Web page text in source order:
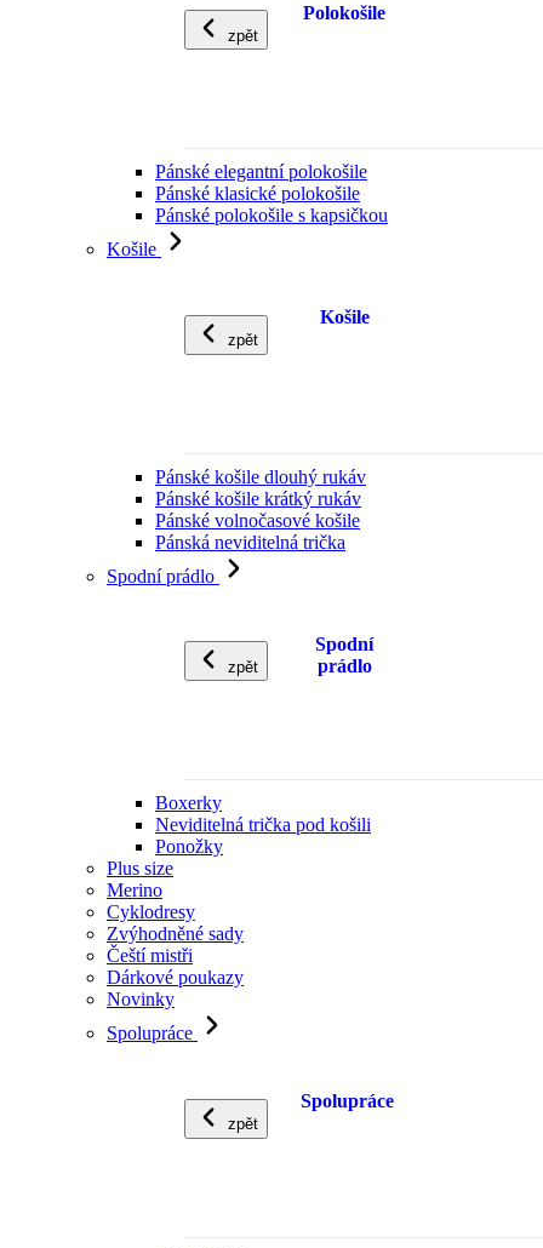
zpět
Polokošile
Pánské elegantní polokošile
Pánské klasické polokošile
Pánské polokošile s kapsičkou
Košile
zpět
Košile
Pánské košile dlouhý rukáv
Pánské košile krátký rukáv
Pánské volnočasové košile
Pánská neviditelná trička
Spodní prádlo
zpět
Spodní
prádlo
Boxerky
Neviditelná trička pod košili
Ponožky
Plus size
Merino
Cyklodresy
Zvýhodněné sady
Čeští mistři
Dárkové poukazy
Novinky
Spolupráce
zpět
Spolupráce